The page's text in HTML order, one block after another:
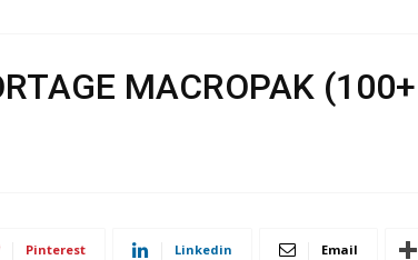
MACROPAK (100+
Pinterest Linkedin Email